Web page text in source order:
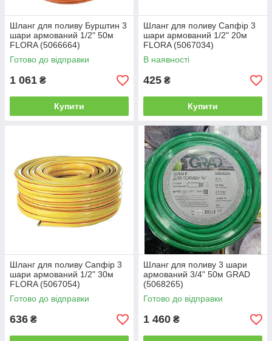
Шланг для поливу Бурштин 3
шари армований 1/2" 50м
FLORA (5066664)
Готово до відправки
1 061 ₴
Купити
Шланг для поливу Сапфір 3
шари армований 1/2" 20м
FLORA (5067034)
В наявності
425 ₴
Купити
Шланг для поливу Сапфір 3
шари армований 1/2" 30м
FLORA (5067054)
Готово до відправки
636 ₴
Шланг для поливу 3 шари
армований 3/4" 50м GRAD
(5068265)
Готово до відправки
1 460 ₴